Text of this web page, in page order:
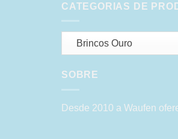
CATEGORIAS DE
Brincos Ouro
SOBRE
Desde 2010 a Waufen